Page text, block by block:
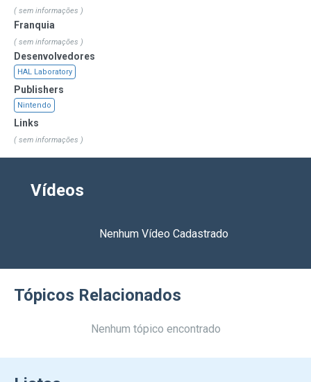
( sem informações )
Franquia
( sem informações )
Desenvolvedores
HAL Laboratory
Publishers
Nintendo
Links
( sem informações )
Vídeos
Nenhum Vídeo Cadastrado
Tópicos Relacionados
Nenhum tópico encontrado